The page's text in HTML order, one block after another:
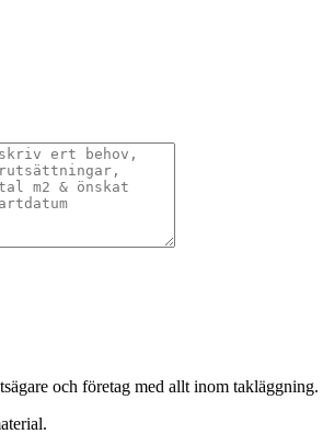
och företag med allt inom takläggning.